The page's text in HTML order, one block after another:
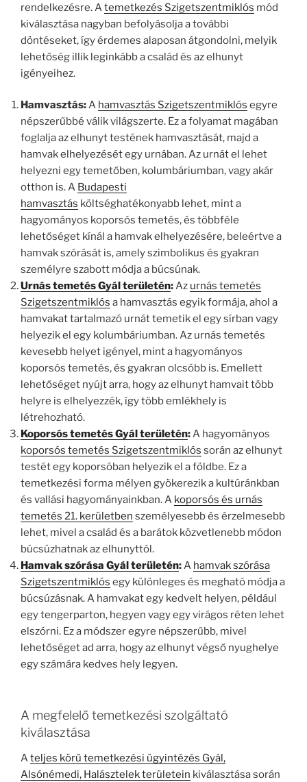
rendelkezésre. Atemetkezés Szigetszentmiklós mód
kiválasztása nagyban befolyásolja a további
döntéseket, így érdemes alaposan átgondolni, melyik
lehetőség illik leginkább a család és az elhunyt
igényeihez.
Hamvasztás:A hamvasztás Szigetszentmiklós egyre
népszerűbbé válik világszerte. Ez a folyamat magában
foglalja az elhunyt testének hamvasztását, majd a
hamvak elhelyezését egy urnában. Az urnát el lehet
helyezni egy temetőben, kolumbáriumban, vagy akár
otthon is. A Budapesti
hamvasztás költséghatékonyabb lehet, mint a
hagyományos koporsós temetés, és többféle
lehetőséget kínál a hamvak elhelyezésére, beleértve a
hamvak szórását is, amely szimbolikus és gyakran
személyre szabott módja a búcsúnak.
Urnás temetés Gyál területén:Az urnás temetés
Szigetszentmiklós a hamvasztás egyik formája, ahol a
hamvakat tartalmazó urnát temetik el egy sírban vagy
helyezik el egy kolumbáriumban. Az urnás temetés
kevesebb helyet igényel, mint a hagyományos
koporsós temetés, és gyakran olcsóbb is. Emellett
lehetőséget nyújt arra, hogy az elhunyt hamvait több
helyre is elhelyezzék, így több emlékhely is
létrehozható.
Koporsós temetés Gyál területén:A hagyományos
koporsós temetés Szigetszentmiklós során az elhunyt
testét egy koporsóban helyezik el a földbe. Ez a
temetkezési forma mélyen gyökerezik a kultúránkban
és vallási hagyományainkban. A koporsós és urnás
temetés 21. kerületben személyesebb és érzelmesebb
lehet, mivel a család és a barátok közvetlenebb módon
búcsúzhatnak az elhunyttól.
Hamvak szórása Gyál területén:A hamvak szórása
Szigetszentmiklós egy különleges és megható módja a
búcsúzásnak. A hamvakat egy kedvelt helyen, például
egy tengerparton, hegyen vagy egy virágos réten lehet
elszórni. Ez a módszer egyre népszerűbb, mivel
lehetőséget ad arra, hogy az elhunyt végső nyughelye
egy számára kedves hely legyen.
A megfelelő temetkezési szolgáltató
kiválasztása
Ateljes körű temetkezési ügyintézés Gyál,
Alsónémedi, Halásztelek területein kiválasztása során